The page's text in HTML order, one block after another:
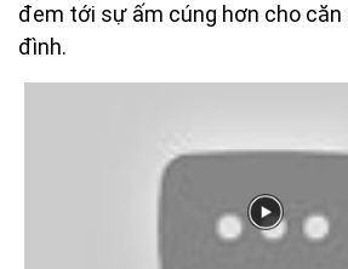
đem tới sự ấm cúng hơn cho căn
đình.